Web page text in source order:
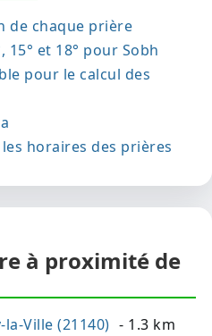
de chaque prière
15° et 18° pour Sobh
pour le calcul des
horaires des prières
à proximité de
Ville (21140) - 1.3 km